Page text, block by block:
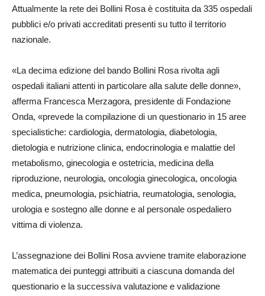
Attualmente la rete dei Bollini Rosa è costituita da 335 ospedali
pubblici e/o privati accreditati presenti su tutto il territorio
nazionale.
«La decima edizione del bando Bollini Rosa rivolta agli
ospedali italiani attenti in particolare alla salute delle donne»,
afferma Francesca Merzagora, presidente di Fondazione
Onda, «prevede la compilazione di un questionario in 15 aree
specialistiche: cardiologia, dermatologia, diabetologia,
dietologia e nutrizione clinica, endocrinologia e malattie del
metabolismo, ginecologia e ostetricia, medicina della
riproduzione, neurologia, oncologia ginecologica, oncologia
medica, pneumologia, psichiatria, reumatologia, senologia,
urologia e sostegno alle donne e al personale ospedaliero
vittima di violenza.
L’assegnazione dei Bollini Rosa avviene tramite elaborazione
matematica dei punteggi attribuiti a ciascuna domanda del
questionario e la successiva valutazione e validazione